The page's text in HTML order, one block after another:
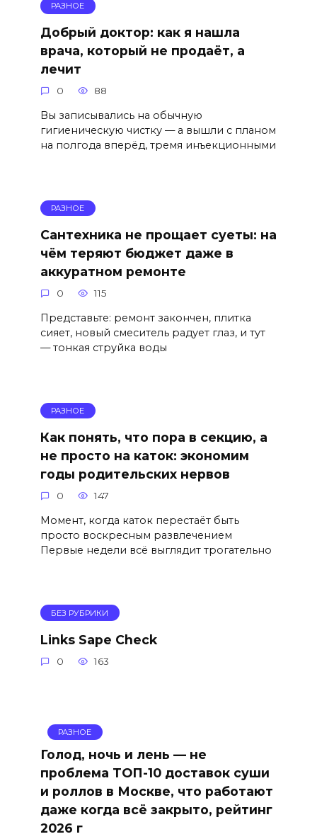
РАЗНОЕ
Добрый доктор: как я нашла
врача, который не продаёт, а
лечит
0 88
Вы записывались на обычную
гигиеническую чистку — а вышли с планом
на полгода вперёд, тремя инъекционными
РАЗНОЕ
Сантехника не прощает суеты: на
чём теряют бюджет даже в
аккуратном ремонте
0 115
Представьте: ремонт закончен, плитка
сияет, новый смеситель радует глаз, и тут
— тонкая струйка воды
РАЗНОЕ
Как понять, что пора в секцию, а
не просто на каток: экономим
годы родительских нервов
0 147
Момент, когда каток перестаёт быть
просто воскресным развлечением
Первые недели всё выглядит трогательно
БЕЗ РУБРИКИ
Links Sape Check
0 163
РАЗНОЕ
Голод, ночь и лень — не
проблема ТОП-10 доставок суши
и роллов в Москве, что работают
даже когда всё закрыто, рейтинг
2026 г